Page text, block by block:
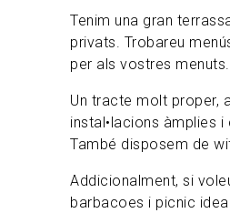
Tenim una gran
privats. Trobareu
per als vostres menuts.
Un tracte molt proper,
instal•lacions àmplies
També disposem de
Addicionalment, si
barbacoes i picnic